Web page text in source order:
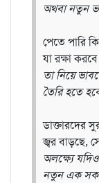
অথবা নতুন
পেতে পারি
যা রক্ষা
তা নিয়ে
তৈরি হতে
ডাক্তারদের
জ্বর বাড়ছে,
অলক্ষ্যে
নতুন এক